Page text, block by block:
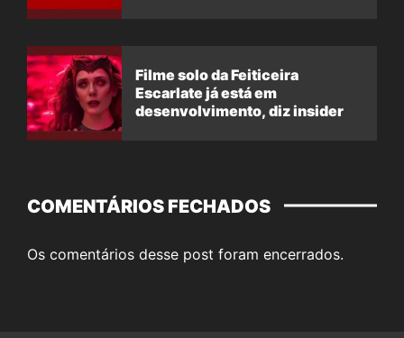
Filme solo da Feiticeira
Escarlate já está em
desenvolvimento, diz insider
COMENTÁRIOS FECHADOS
Os comentários desse post foram encerrados.